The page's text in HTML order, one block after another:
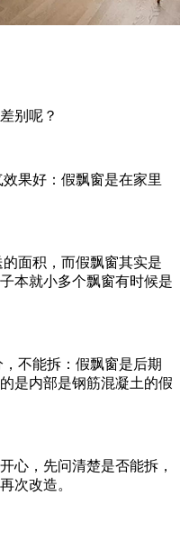
别呢？
好：假飘窗是在家里
面积，而假飘窗其实是
本就小多个飘窗有时候是
能拆：假飘窗是后期
是内部是钢筋混凝土的假
，先问清楚是否能拆，
次改造。